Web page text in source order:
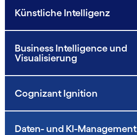
Künstliche Intelligenz
Business Intelligence und
Visualisierung
Cognizant Ignition
Daten- und KI-Management